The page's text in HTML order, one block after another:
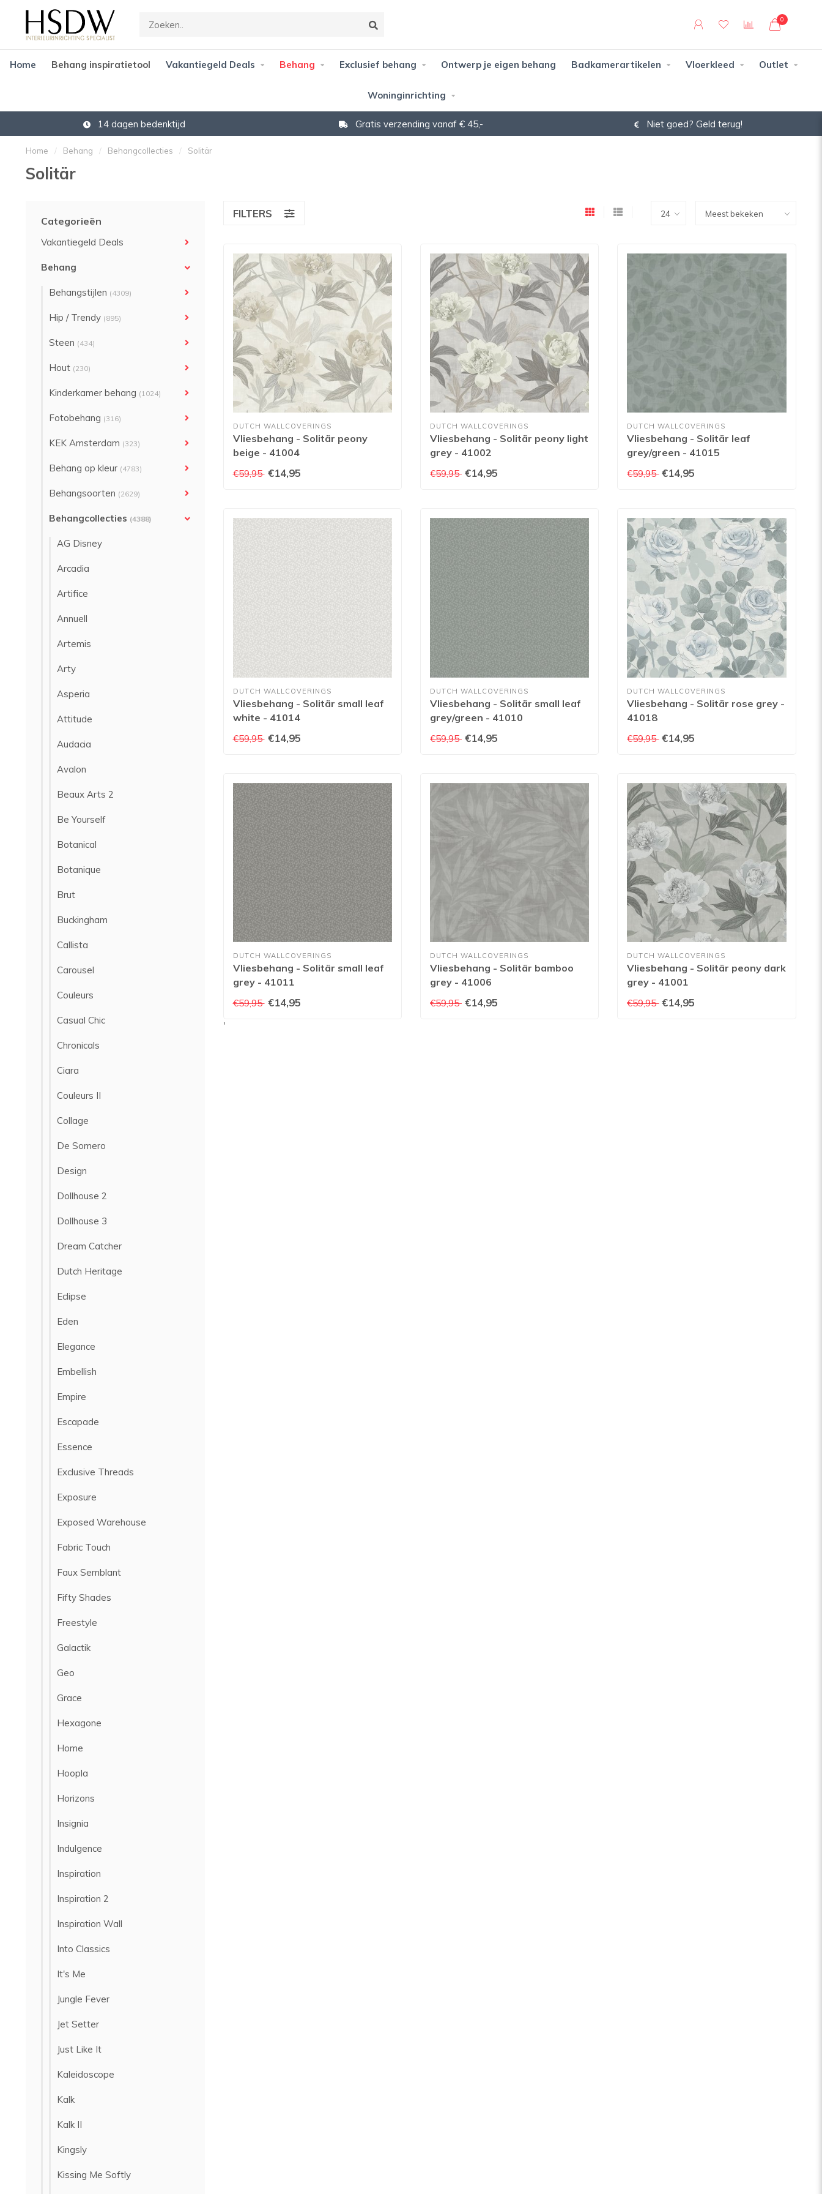
0
Home Behang inspiratietool Vakantiegeld Deals Behang Exclusief behang Ontwerp je eigen behang Badkamerartikelen Vloerkleed Outlet
Woninginrichting
14 dagen bedenktijd Gratis verzending vanaf € 45,- Niet goed? Geld terug!
Home / Behang / Behangcollecties / Solitär
Solitär
Categorieën
Vakantiegeld Deals
Behang
Behangstijlen (4309)
Hip / Trendy (895)
Steen (434)
Hout (230)
Kinderkamer behang (1024)
Fotobehang (316)
KEK Amsterdam (323)
Behang op kleur (4783)
Behangsoorten (2629)
Behangcollecties (4388)
AG Disney
Arcadia
Artifice
Annuell
Artemis
Arty
Asperia
Attitude
Audacia
Avalon
Beaux Arts 2
Be Yourself
Botanical
Botanique
Brut
Buckingham
Callista
Carousel
Couleurs
Casual Chic
Chronicals
Ciara
Couleurs II
Collage
De Somero
Design
Dollhouse 2
Dollhouse 3
Dream Catcher
Dutch Heritage
Eclipse
Eden
Elegance
Embellish
Empire
Escapade
Essence
Exclusive Threads
Exposure
Exposed Warehouse
Fabric Touch
Faux Semblant
Fifty Shades
Freestyle
Galactik
Geo
Grace
Hexagone
Home
Hoopla
Horizons
Insignia
Indulgence
Inspiration
Inspiration 2
Inspiration Wall
Into Classics
It's Me
Jungle Fever
Jet Setter
Just Like It
Kaleidoscope
Kalk
Kalk II
Kingsly
Kissing Me Softly
FILTERS
DUTCH WALLCOVERINGS
Vliesbehang - Solitär peony
beige - 41004
€59,95 €14,95
DUTCH WALLCOVERINGS
Vliesbehang - Solitär peony light
grey - 41002
€59,95 €14,95
DUTCH WALLCOVERINGS
Vliesbehang - Solitär leaf
grey/green - 41015
€59,95 €14,95
DUTCH WALLCOVERINGS
Vliesbehang - Solitär small leaf
white - 41014
€59,95 €14,95
DUTCH WALLCOVERINGS
Vliesbehang - Solitär small leaf
grey/green - 41010
€59,95 €14,95
DUTCH WALLCOVERINGS
Vliesbehang - Solitär rose grey -
41018
€59,95 €14,95
DUTCH WALLCOVERINGS
Vliesbehang - Solitär small leaf
grey - 41011
€59,95 €14,95
DUTCH WALLCOVERINGS
Vliesbehang - Solitär bamboo
grey - 41006
€59,95 €14,95
DUTCH WALLCOVERINGS
Vliesbehang - Solitär peony dark
grey - 41001
€59,95 €14,95
'